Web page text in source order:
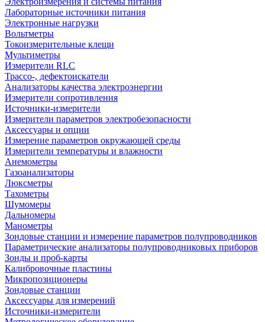
Лабораторные источники питания
Электронные нагрузки
Вольтметры
Токоизмерительные клещи
Мультиметры
Измерители RLC
Трассо-, дефектоискатели
Анализаторы качества электроэнергии
Измерители сопротивления
Источники-измерители
Измерители параметров электробезопасности
Аксессуары и опции
Измерение параметров окружающей среды
Измерители температуры и влажности
Анемометры
Газоанализаторы
Люксметры
Тахометры
Шумомеры
Дальномеры
Манометры
Зондовые станции и измерение параметров полупроводников
Параметрические анализаторы полупроводниковых приборов
Зонды и проб-карты
Калибровочные пластины
Микропозиционеры
Зондовые станции
Аксессуары для измерений
Источники-измерители